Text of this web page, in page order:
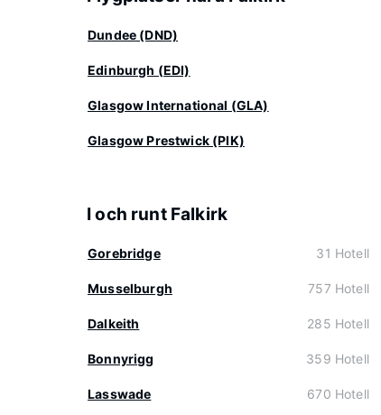
Dundee (DND)
Edinburgh (EDI)
Glasgow International (GLA)
Glasgow Prestwick (PIK)
I och runt Falkirk
Gorebridge 31 Hotell
Musselburgh 757 Hotell
Dalkeith 285 Hotell
Bonnyrigg 359 Hotell
Lasswade 670 Hotell